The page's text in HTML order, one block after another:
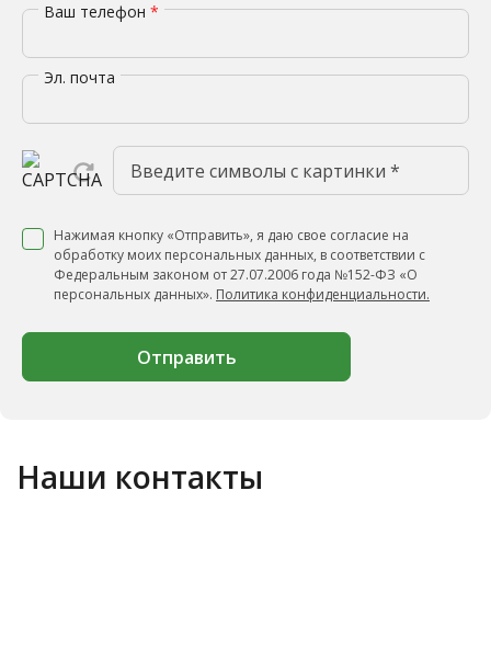
Ваш телефон *
Эл. почта
Нажимая кнопку «Отправить», я даю свое согласие на
обработку моих персональных данных, в соответствии с
Федеральным законом от 27.07.2006 года №152-ФЗ «О
персональных данных». Политика конфиденциальности.
Отправить
Наши контакты